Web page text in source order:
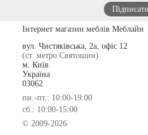
Інтернет магазин меблів Меблайн
вул. Чистяківська, 2а, офіс 12
(ст. метро Святошин)
м. Київ
Україна
03062
пн.-пт.: 10:00-19:00
сб.: 10:00-15:00
© 2009-2026